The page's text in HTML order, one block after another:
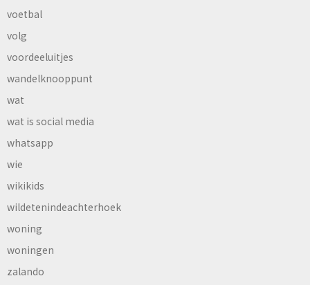
voetbal
volg
voordeeluitjes
wandelknooppunt
wat
wat is social media
whatsapp
wie
wikikids
wildetenindeachterhoek
woning
woningen
zalando